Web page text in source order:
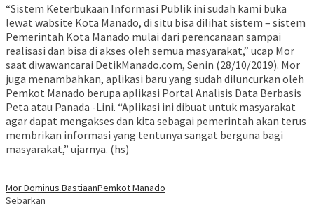
“Sistem Keterbukaan Informasi Publik ini sudah kami buka
lewat wabsite Kota Manado, di situ bisa dilihat sistem – sistem
Pemerintah Kota Manado mulai dari perencanaan sampai
realisasi dan bisa di akses oleh semua masyarakat,” ucap Mor
saat diwawancarai DetikManado.com, Senin (28/10/2019). Mor
juga menambahkan, aplikasi baru yang sudah diluncurkan oleh
Pemkot Manado berupa aplikasi Portal Analisis Data Berbasis
Peta atau Panada -Lini. “Aplikasi ini dibuat untuk masyarakat
agar dapat mengakses dan kita sebagai pemerintah akan terus
membrikan informasi yang tentunya sangat berguna bagi
masyarakat,” ujarnya. (hs)
Mor Dominus BastiaanPemkot Manado
Sebarkan